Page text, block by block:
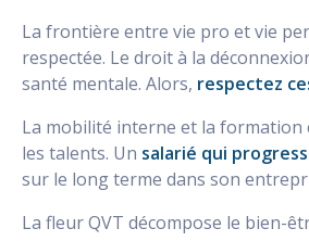
La frontière entre vie pro et vie
respectée. Le droit à la
santé mentale. Alors, respectez
La mobilité interne et la
les talents. Un salarié qui
sur le long terme dans son
La fleur QVT décompose le bien-